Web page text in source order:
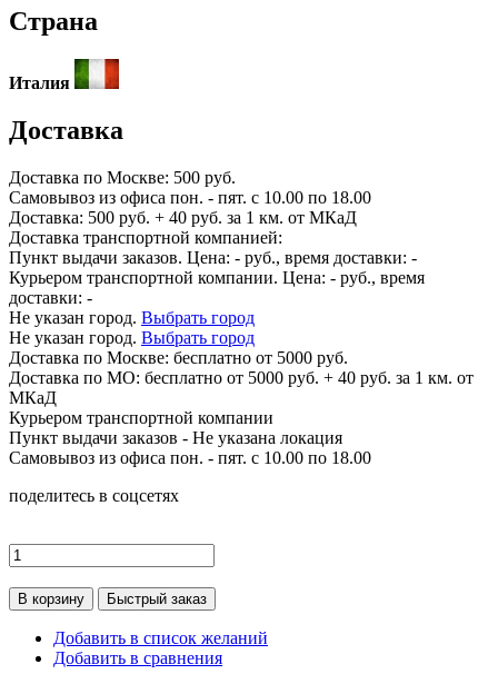
Страна
Италия
Доставка
Доставка по Москве: 500 руб.
Самовывоз из офиса пон. - пят. с 10.00 по 18.00
Доставка: 500 руб. + 40 руб. за 1 км. от МКаД
Доставка транспортной компанией:
Пункт выдачи заказов. Цена: - руб., время доставки: -
Курьером транспортной компании. Цена: - руб., время
доставки: -
Не указан город. Выбрать город
Не указан город. Выбрать город
Доставка по Москве: бесплатно от 5000 руб.
Доставка по МО: бесплатно от 5000 руб. + 40 руб. за 1 км. от
МКаД
Курьером транспортной компании
Пункт выдачи заказов - Не указана локация
Самовывоз из офиса пон. - пят. с 10.00 по 18.00
поделитесь в соцсетях
В корзину Быстрый заказ
Добавить в список желаний
Добавить в сравнения